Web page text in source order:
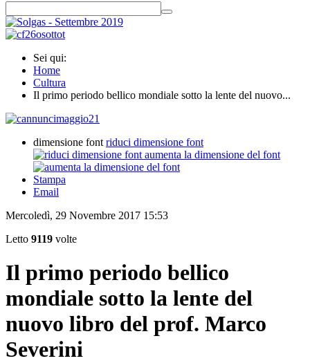
Sei qui:
Home
Cultura
Il primo periodo bellico mondiale sotto la lente del nuovo...
dimensione font riduci dimensione font
aumenta la dimensione del font
Stampa
Email
Mercoledì, 29 Novembre 2017 15:53
Letto 9119 volte
Il primo periodo bellico
mondiale sotto la lente del
nuovo libro del prof. Marco
Severini